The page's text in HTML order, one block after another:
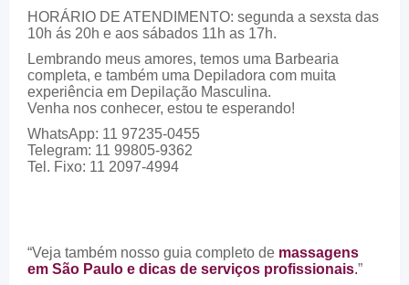
HORÁRIO DE ATENDIMENTO: segunda a sexsta das
10h ás 20h e aos sábados 11h as 17h.
Lembrando meus amores, temos uma Barbearia
completa, e também uma Depiladora com muita
experiência em Depilação Masculina.
Venha nos conhecer, estou te esperando!
WhatsApp: 11 97235-0455
Telegram: 11 99805-9362
Tel. Fixo: 11 2097-4994
“Veja também nosso guia completo de massagens
em São Paulo e dicas de serviços profissionais.”